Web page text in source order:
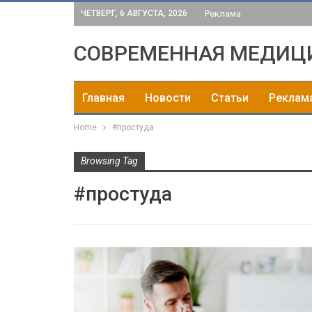
ЧЕТВЕРГ, 6 АВГУСТА, 2026 Реклама
СОВРЕМЕННАЯ
Главная Новости Статьи
Home #простуда
Browsing Tag
#простуда